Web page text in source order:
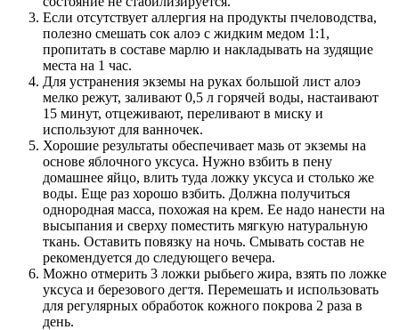
Если отсутствует аллергия на продукты пчеловодства,
полезно смешать сок алоэ с жидким медом 1:1,
пропитать в составе марлю и накладывать на зудящие
места на 1 час.
Для устранения экземы на руках большой лист алоэ
мелко режут, заливают 0,5 л горячей воды, настаивают
15 минут, отцеживают, переливают в миску и
используют для ванночек.
Хорошие результаты обеспечивает мазь от экземы на
основе яблочного уксуса. Нужно взбить в пену
домашнее яйцо, влить туда ложку уксуса и столько же
воды. Еще раз хорошо взбить. Должна получиться
однородная масса, похожая на крем. Ее надо нанести на
высыпания и сверху поместить мягкую натуральную
ткань. Оставить повязку на ночь. Смывать состав не
рекомендуется до следующего вечера.
Можно отмерить 3 ложки рыбьего жира, взять по ложке
уксуса и березового дегтя. Перемешать и использовать
для регулярных обработок кожного покрова 2 раза в
день.